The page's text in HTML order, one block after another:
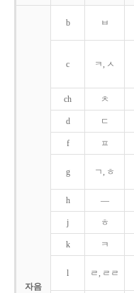
자음
b ㅂ
c ㅋ, ㅅ
ch ㅊ
d ㄷ
f ㅍ
g ㄱ, ㅎ
h ―
j ㅎ
k ㅋ
l ㄹ, ㄹㄹ